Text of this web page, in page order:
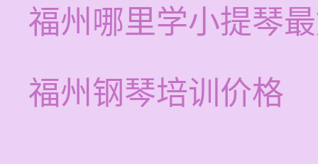
福州哪里学小提琴
福州钢琴培训价格